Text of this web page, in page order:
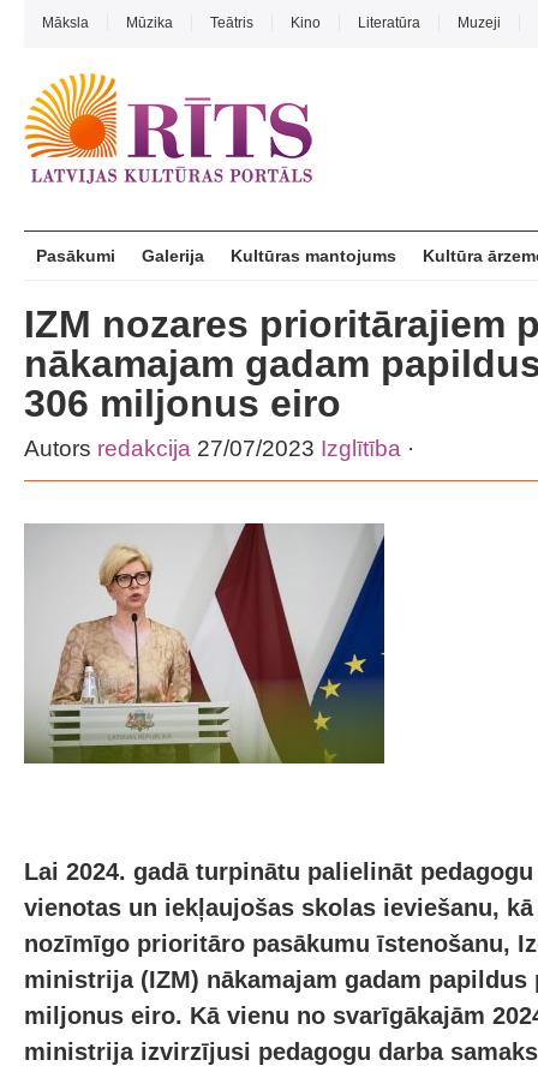
Māksla Mūzika Teātris Kino Literatūra Muzeji
Pasākumi Galerija Kultūras mantojums Kultūra
IZM nozares prioritārajiem
nākamajam gadam
306 miljonus eiro
Autors redakcija 27/07/2023 Izglītība ·
Lai 2024. gadā turpinātu palielināt
vienotas un iekļaujošas skolas ieviešanu,
nozīmīgo prioritāro pasākumu īstenošanu,
ministrija (IZM) nākamajam gadam papildus
miljonus eiro. Kā vienu no svarīgākajām
ministrija izvirzījusi pedagogu darba